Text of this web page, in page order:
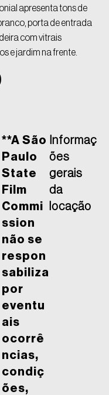
apresenta tons de
porta de entrada
com vitrais
e jardim na frente.
**A São
Paulo
State
Film
Commi
ssion
não se
respon
sabiliza
por
eventu
ais
ocorrê
ncias,
condiç
ões,
Informaç
ões
gerais
da
locação